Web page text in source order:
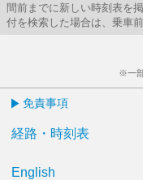
間前までに新しい時刻表を
付を検索した場合は、乗車
※一
免責事項
経路・時刻表
English